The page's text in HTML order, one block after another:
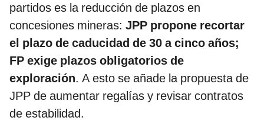
partidos es la reducción de plazos en
concesiones mineras: JPP propone recortar
el plazo de caducidad de 30 a cinco años;
FP exige plazos obligatorios de
exploración. A esto se añade la propuesta de
JPP de aumentar regalías y revisar contratos
de estabilidad.